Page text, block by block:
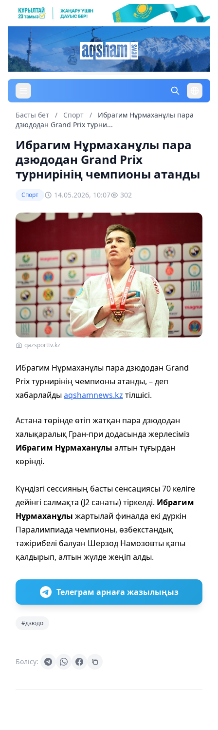
Басты бет / Спорт /
Ибрагим Нұрмаханұлы пара
дзюдодан Grand Prix турни...
Ибрагим Нұрмаханұлы пара
дзюдодан Grand Prix
турнирінің чемпионы атанды
Спорт 14.05.2026, 10:07 302
qazsporttv.kz
Ибрагим Нұрмаханұлы пара дзюдодан Grand
Prix турнирінің чемпионы атанды, – деп
хабарлайдыaqshamnews.kz тілшісі.
Астана төрінде өтіп жатқан пара дзюдодан
халықаралық Гран-при додасында жерлесіміз
Ибрагим Нұрмаханұлы алтын тұғырдан
көрінді.
Күндізгі сессияның басты сенсациясы 70 келіге
дейінгі салмақта (J2 санаты) тіркелді. Ибрагим
Нұрмаханұлы жартылай финалда екі дүркін
Паралимпиада чемпионы, өзбекстандық
тәжірибелі балуан Шерзод Намозовты қапы
қалдырып, алтын жүлде жеңіп алды.
Телеграм арнаға жазылыңыз
#дзюдо
Бөлісу: